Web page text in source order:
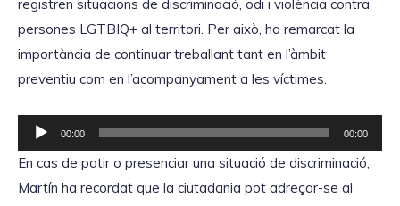
o
u
c
o
r
registren situacions de discriminació, odi i violència contra
persones LGTBIQ+ al territori. Per això, ha remarcat la
importància de continuar treballant tant en l’àmbit
preventiu com en l’acompanyament a les víctimes.
e
00:00 00:00
En cas de patir o presenciar una situació de discriminació,
Martín ha recordat que la ciutadania pot adreçar-se al